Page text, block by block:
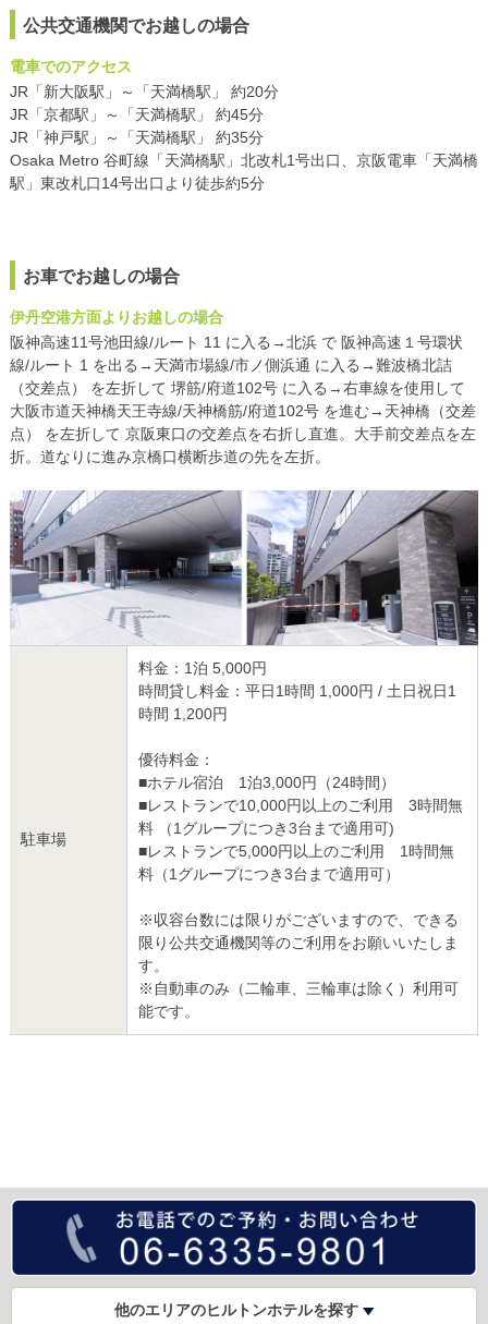
公共交通機関でお越しの場合
電車でのアクセス
JR「新大阪駅」～「天満橋駅」 約20分
JR「京都駅」～「天満橋駅」 約45分
JR「神戸駅」～「天満橋駅」 約35分
Osaka Metro 谷町線「天満橋駅」北改札1号出口、京阪電車「天満橋
駅」東改札口14号出口より徒歩約5分
お車でお越しの場合
伊丹空港方面よりお越しの場合
阪神高速11号池田線/ルート 11 に入る→北浜 で 阪神高速１号環状
線/ルート 1 を出る→天満市場線/市ノ側浜通 に入る→難波橋北詰
（交差点） を左折して 堺筋/府道102号 に入る→右車線を使用して
大阪市道天神橋天王寺線/天神橋筋/府道102号 を進む→天神橋（交差
点） を左折して 京阪東口の交差点を右折し直進。大手前交差点を左
折。道なりに進み京橋口横断歩道の先を左折。
駐車場
料金：1泊 5,000円
時間貸し料金：平日1時間 1,000円 / 土日祝日1
時間 1,200円
優待料金：
■ホテル宿泊 1泊3,000円（24時間）
■レストランで10,000円以上のご利用 3時間無
料 （1グループにつき3台まで適用可)
■レストランで5,000円以上のご利用 1時間無
料（1グループにつき3台まで適用可）
※収容台数には限りがございますので、できる
限り公共交通機関等のご利用をお願いいたしま
す。
※自動車のみ（二輪車、三輪車は除く）利用可
能です。
他のエリアのヒルトンホテルを探す